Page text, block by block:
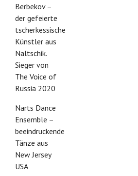
Berbekov –
der gefeierte
tscherkessische
Künstler aus
Naltschik.
Sieger von
The Voice of
Russia 2020
Narts Dance
Ensemble –
beeindruckende
Tänze aus
New Jersey
USA